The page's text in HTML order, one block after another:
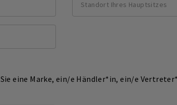
eine Marke, ein/e Händler*in, ein/e